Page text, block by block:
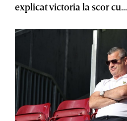
explicat victoria la scor cu...